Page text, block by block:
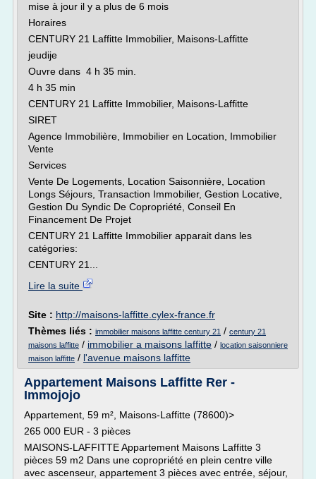
mise à jour il y a plus de 6 mois
Horaires
CENTURY 21 Laffitte Immobilier, Maisons-Laffitte
jeudije
Ouvre dans 4 h 35 min.
4 h 35 min
CENTURY 21 Laffitte Immobilier, Maisons-Laffitte
SIRET
Agence Immobilière, Immobilier en Location, Immobilier
Vente
Services
Vente De Logements, Location Saisonnière, Location
Longs Séjours, Transaction Immobilier, Gestion Locative,
Gestion Du Syndic De Copropriété, Conseil En
Financement De Projet
CENTURY 21 Laffitte Immobilier apparait dans les
catégories:
CENTURY 21...
Lire la suite
Site : http://maisons-laffitte.cylex-france.fr
Thèmes liés : immobilier maisons laffitte century 21 / century 21
maisons laffitte / immobilier a maisons laffitte / location saisonniere
maison laffitte / l'avenue maisons laffitte
Appartement Maisons Laffitte Rer -
Immojojo
Appartement, 59 m², Maisons-Laffitte (78600)>
265 000 EUR - 3 pièces
MAISONS-LAFFITTE Appartement Maisons Laffitte 3
pièces 59 m2 Dans une copropriété en plein centre ville
avec ascenseur, appartement 3 pièces avec entrée, séjour,